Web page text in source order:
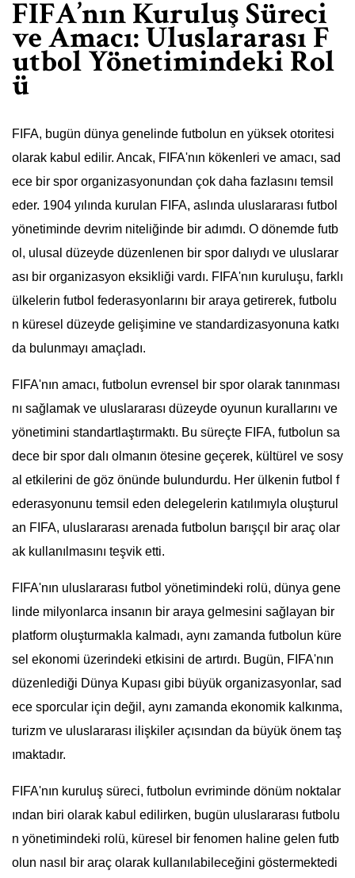
FIFA’nın Kuruluş Süreci
ve Amacı: Uluslararası F
utbol Yönetimindeki Rol
ü
FIFA, bugün dünya genelinde futbolun en yüksek otoritesi
olarak kabul edilir. Ancak, FIFA'nın kökenleri ve amacı, sad
ece bir spor organizasyonundan çok daha fazlasını temsil
eder. 1904 yılında kurulan FIFA, aslında uluslararası futbol
yönetiminde devrim niteliğinde bir adımdı. O dönemde futb
ol, ulusal düzeyde düzenlenen bir spor dalıydı ve uluslarar
ası bir organizasyon eksikliği vardı. FIFA'nın kuruluşu, farklı
ülkelerin futbol federasyonlarını bir araya getirerek, futbolu
n küresel düzeyde gelişimine ve standardizasyonuna katkı
da bulunmayı amaçladı.
FIFA'nın amacı, futbolun evrensel bir spor olarak tanınması
nı sağlamak ve uluslararası düzeyde oyunun kurallarını ve
yönetimini standartlaştırmaktı. Bu süreçte FIFA, futbolun sa
dece bir spor dalı olmanın ötesine geçerek, kültürel ve sosy
al etkilerini de göz önünde bulundurdu. Her ülkenin futbol f
ederasyonunu temsil eden delegelerin katılımıyla oluşturul
an FIFA, uluslararası arenada futbolun barışçıl bir araç olar
ak kullanılmasını teşvik etti.
FIFA'nın uluslararası futbol yönetimindeki rolü, dünya gene
linde milyonlarca insanın bir araya gelmesini sağlayan bir
platform oluşturmakla kalmadı, aynı zamanda futbolun küre
sel ekonomi üzerindeki etkisini de artırdı. Bugün, FIFA'nın
düzenlediği Dünya Kupası gibi büyük organizasyonlar, sad
ece sporcular için değil, aynı zamanda ekonomik kalkınma,
turizm ve uluslararası ilişkiler açısından da büyük önem taş
ımaktadır.
FIFA'nın kuruluş süreci, futbolun evriminde dönüm noktalar
ından biri olarak kabul edilirken, bugün uluslararası futbolu
n yönetimindeki rolü, küresel bir fenomen haline gelen futb
olun nasıl bir araç olarak kullanılabileceğini göstermektedi